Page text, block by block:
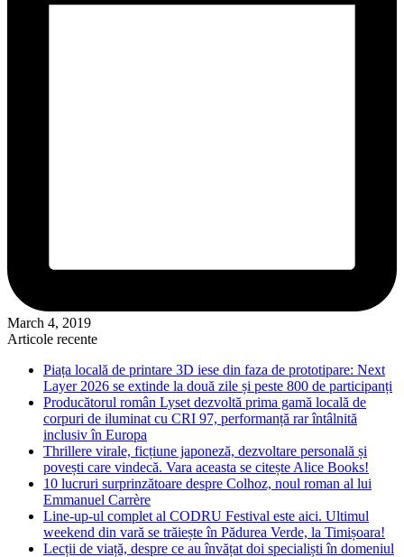
March 4, 2019
Articole recente
Piața locală de printare 3D iese din faza de prototipare: Next
Layer 2026 se extinde la două zile și peste 800 de participanți
Producătorul român Lyset dezvoltă prima gamă locală de
corpuri de iluminat cu CRI 97, performanță rar întâlnită
inclusiv în Europa
Thrillere virale, ficțiune japoneză, dezvoltare personală și
povești care vindecă. Vara aceasta se citește Alice Books!
10 lucruri surprinzătoare despre Colhoz, noul roman al lui
Emmanuel Carrère
Line-up-ul complet al CODRU Festival este aici. Ultimul
weekend din vară se trăiește în Pădurea Verde, la Timișoara!
Lecții de viață, despre ce au învățat doi specialiști în domeniul